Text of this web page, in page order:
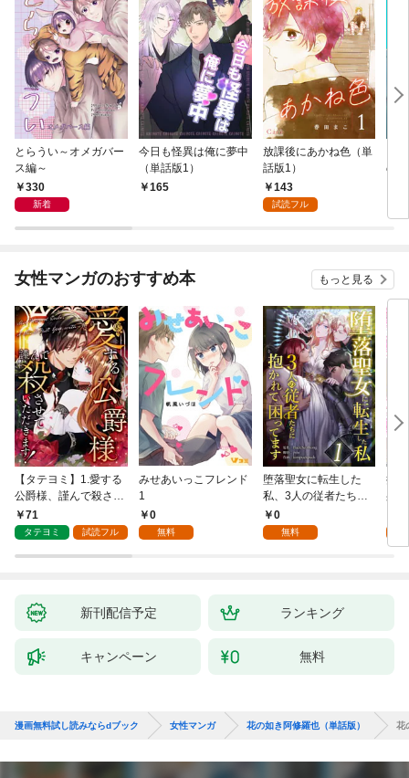
とらうい～オメガバー
ス編～
330
新着
今日も怪異は俺に夢中
（単話版1）
165
放課後にあかね色（単
話版1）
143
試読フル
の
女性マンガのおすすめ本 もっと見る
【タテヨミ】1.愛する
公爵様、謹んで殺させ
ていただきます！
71
タテヨミ 試読フル
みせあいっこフレンド
1
0
無料
堕落聖女に転生した
私、3人の従者たちに
抱かれて困ってます 第
1話
0
無料
授
身
新刊配信予定 ランキング
キャンペーン 無料
漫画無料試し読みならdブック 女性マンガ 花の如き阿修羅也（単話版） 花